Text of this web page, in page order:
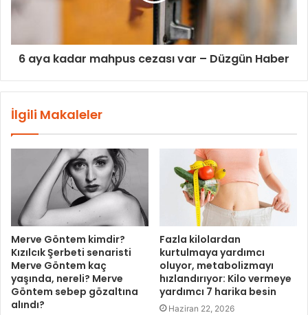
6 aya kadar mahpus cezası var – Düzgün Haber
İlgili Makaleler
Merve Göntem kimdir?
Kızılcık Şerbeti senaristi
Merve Göntem kaç
yaşında, nereli? Merve
Göntem sebep gözaltına
alındı?
Fazla kilolardan
kurtulmaya yardımcı
oluyor, metabolizmayı
hızlandırıyor: Kilo vermeye
yardımcı 7 harika besin
Haziran 22, 2026